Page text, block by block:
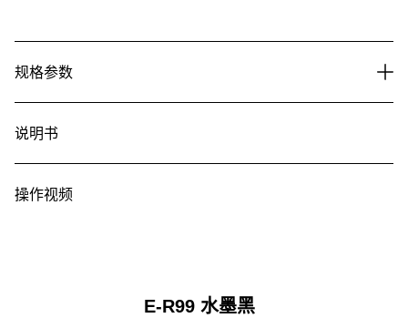
规格参数
说明书
操作视频
E-R99 水墨黑